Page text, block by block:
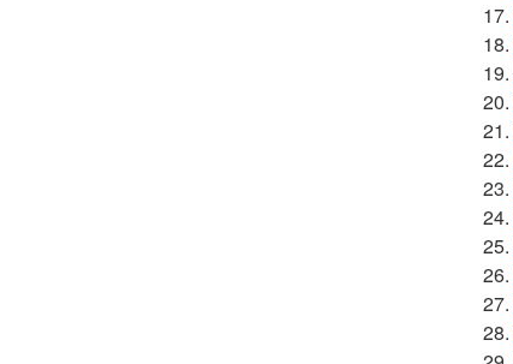
17.
18.
19.
20.
21.
22.
23.
24.
25.
26.
27.
28.